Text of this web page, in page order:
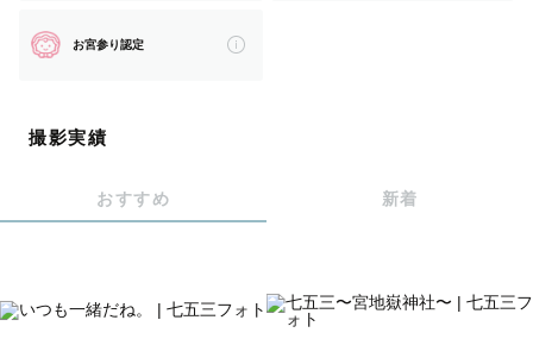
-----------------------
マ賞受賞
お宮参り認定
撮影実績
おすすめ 新着